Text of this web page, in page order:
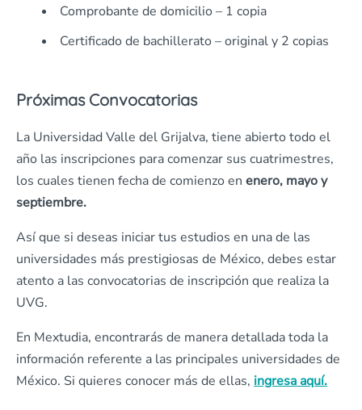
Comprobante de domicilio – 1 copia
Certificado de bachillerato – original y 2 copias
Próximas Convocatorias
La Universidad Valle del Grijalva, tiene abierto todo el
año las inscripciones para comenzar sus cuatrimestres,
los cuales tienen fecha de comienzo en enero, mayo y
septiembre.
Así que si deseas iniciar tus estudios en una de las
universidades más prestigiosas de México, debes estar
atento a las convocatorias de inscripción que realiza la
UVG.
En Mextudia, encontrarás de manera detallada toda la
información referente a las principales universidades de
México. Si quieres conocer más de ellas, ingresa aquí.